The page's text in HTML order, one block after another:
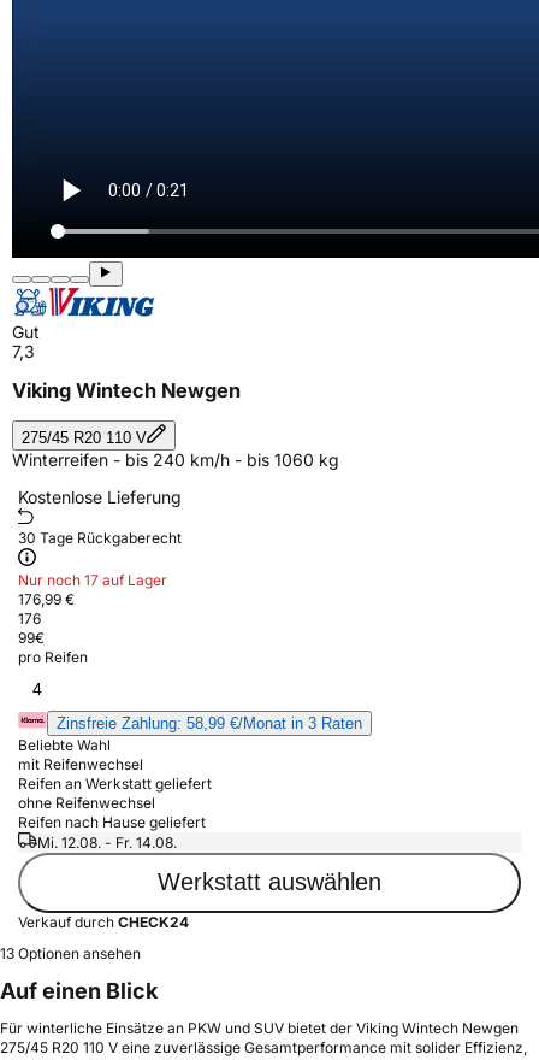
Gut
7,3
Viking Wintech Newgen
275/45 R20 110 V
Winterreifen - bis 240 km/h - bis 1060 kg
Kostenlose Lieferung
30 Tage Rückgaberecht
Nur noch 17 auf Lager
176,99 €
176
99€
pro Reifen
4
Zinsfreie Zahlung: 58,99 €/Monat in 3 Raten
Beliebte Wahl
mit Reifenwechsel
Reifen an Werkstatt geliefert
ohne Reifenwechsel
Reifen nach Hause geliefert
Mi. 12.08. - Fr. 14.08.
Werkstatt auswählen
Verkauf durch CHECK24
13 Optionen ansehen
Auf einen Blick
Für winterliche Einsätze an PKW und SUV bietet der Viking Wintech Newgen
275/45 R20 110 V eine zuverlässige Gesamtperformance mit solider Effizienz,